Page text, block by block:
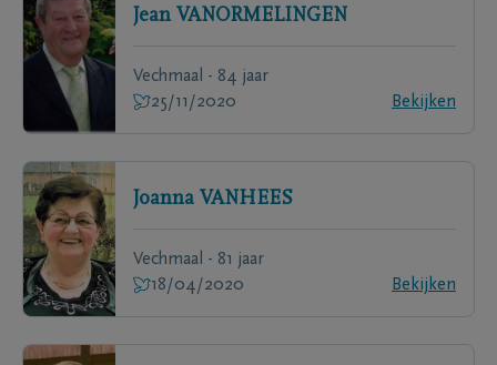
Jean VANORMELINGEN
Vechmaal - 84 jaar
25/11/2020
Bekijken
Joanna VANHEES
Vechmaal - 81 jaar
18/04/2020
Bekijken